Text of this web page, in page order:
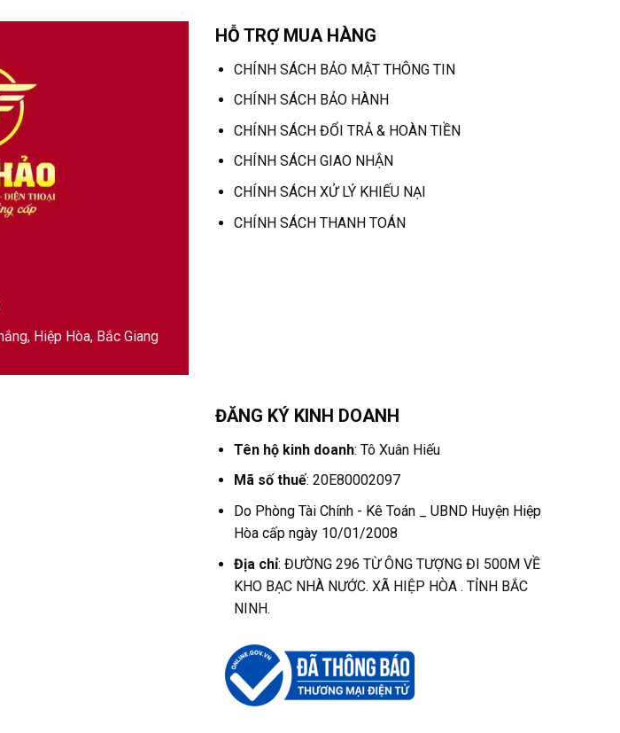
Hiệp Hòa, Bắc Giang
HỖ TRỢ MUA HÀNG
CHÍNH SÁCH BẢO MẬT THÔNG TIN
CHÍNH SÁCH BẢO HÀNH
CHÍNH SÁCH ĐỔI TRẢ & HOÀN TIỀN
CHÍNH SÁCH GIAO NHẬN
CHÍNH SÁCH XỬ LÝ KHIẾU NẠI
CHÍNH SÁCH THANH TOÁN
ĐĂNG KÝ KINH DOANH
Tên hộ kinh doanh: Tô Xuân Hiếu
Mã số thuế: 20E80002097
Do Phòng Tài Chính - Kê Toán _ UBND Huyện Hiệp
Hòa cấp ngày 10/01/2008
Địa chỉ: ĐƯỜNG 296 TỪ ÔNG TƯỢNG ĐI 500M VỀ
KHO BẠC NHÀ NƯỚC. XÃ HIỆP HÒA . TỈNH BẮC
NINH.